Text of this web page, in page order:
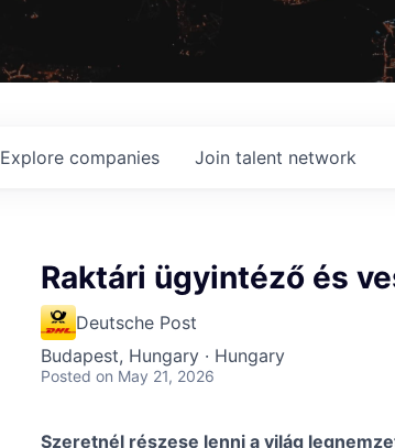
Explore companies Join talent network
Raktári ügyintéző és
Deutsche Post
Budapest, Hungary · Hungary
Posted on May 21, 2026
Szeretnél részese lenni a világ